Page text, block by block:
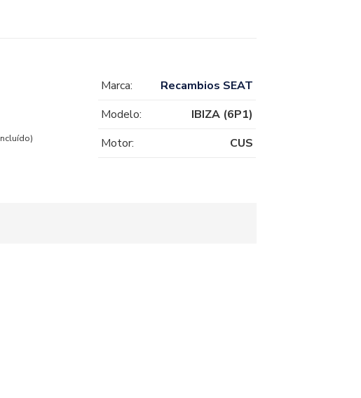
Marca:
Recambios SEAT
Modelo:
IBIZA (6P1)
Motor:
CUS